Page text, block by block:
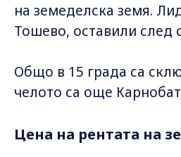
на земеделска земя.
Тошево, оставили след
Общо в 15 града са
челото са още
Цена на рентата на